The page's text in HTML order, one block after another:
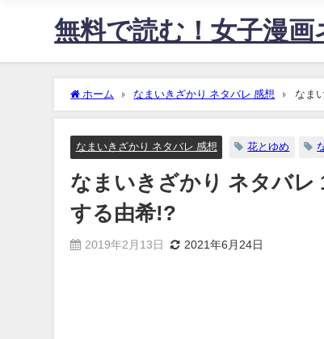
無料で読む！女子漫
ホーム なまいきざかり ネタバレ 感想 なま
なまいきざかり ネタバレ 感想 花とゆめ
なまいきざかり ネタバレ
する由希!?
2019年2月13日 2021年6月24日